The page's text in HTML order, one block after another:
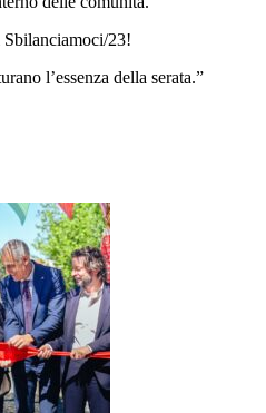
23!
l’essenza della serata.”